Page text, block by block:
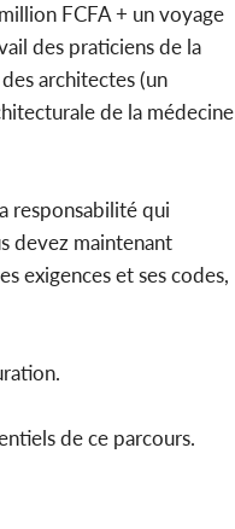
FCFA + un voyage
des praticiens de la
architectes (un
de la médecine
responsabilité qui
devez maintenant
exigences et ses codes,
de ce parcours.